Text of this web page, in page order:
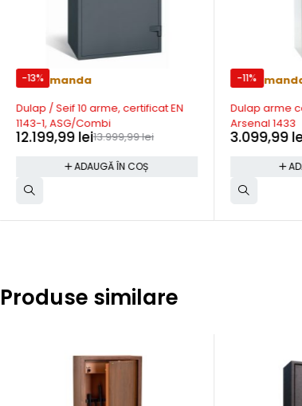
-13%
Precomanda
Dulap / Seif 10 arme, certificat EN
1143-1, ASG/Combi
13.999,99lei
12.199,99 lei
ADAUGĂ ÎN COȘ
-11%
Dulap arme
Arsenal 1433
3.099,99
Produse similare